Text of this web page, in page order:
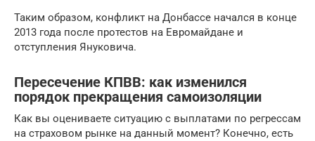
Таким образом, конфликт на Донбассе начался в конце
2013 года после протестов на Евромайдане и
отступления Януковича.
Пересечение КПВВ: как изменился
порядок прекращения самоизоляции
Как вы оцениваете ситуацию с выплатами по регрессам
на страховом рынке на данный момент? Конечно, есть